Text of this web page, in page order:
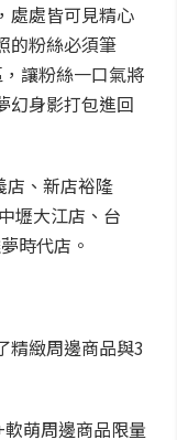
處處皆可見精心
的粉絲必須筆
讓粉絲一口氣將
幻身影打包進回
店、新店裕隆
壢大江店、台
時代店。
精緻周邊商品與3
萌周邊商品限量